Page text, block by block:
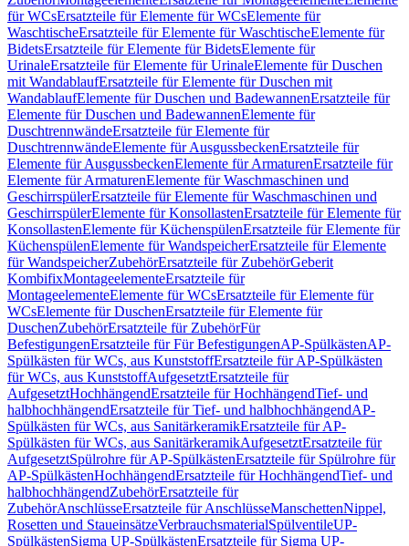
für WCsErsatzteile für Elemente für WCsElemente für
WaschtischeErsatzteile für Elemente für WaschtischeElemente für
BidetsErsatzteile für Elemente für BidetsElemente für
UrinaleErsatzteile für Elemente für UrinaleElemente für Duschen
mit WandablaufErsatzteile für Elemente für Duschen mit
WandablaufElemente für Duschen und BadewannenErsatzteile für
Elemente für Duschen und BadewannenElemente für
DuschtrennwändeErsatzteile für Elemente für
DuschtrennwändeElemente für AusgussbeckenErsatzteile für
Elemente für AusgussbeckenElemente für ArmaturenErsatzteile für
Elemente für ArmaturenElemente für Waschmaschinen und
GeschirrspülerErsatzteile für Elemente für Waschmaschinen und
GeschirrspülerElemente für KonsollastenErsatzteile für Elemente für
KonsollastenElemente für KüchenspülenErsatzteile für Elemente für
KüchenspülenElemente für WandspeicherErsatzteile für Elemente
für WandspeicherZubehörErsatzteile für ZubehörGeberit
KombifixMontageelementeErsatzteile für
MontageelementeElemente für WCsErsatzteile für Elemente für
WCsElemente für DuschenErsatzteile für Elemente für
DuschenZubehörErsatzteile für ZubehörFür
BefestigungenErsatzteile für Für BefestigungenAP-SpülkästenAP-
Spülkästen für WCs, aus KunststoffErsatzteile für AP-Spülkästen
für WCs, aus KunststoffAufgesetztErsatzteile für
AufgesetztHochhängendErsatzteile für HochhängendTief- und
halbhochhängendErsatzteile für Tief- und halbhochhängendAP-
Spülkästen für WCs, aus SanitärkeramikErsatzteile für AP-
Spülkästen für WCs, aus SanitärkeramikAufgesetztErsatzteile für
AufgesetztSpülrohre für AP-SpülkästenErsatzteile für Spülrohre für
AP-SpülkästenHochhängendErsatzteile für HochhängendTief- und
halbhochhängendZubehörErsatzteile für
ZubehörAnschlüsseErsatzteile für AnschlüsseManschettenNippel,
Rosetten und StaueinsätzeVerbrauchsmaterialSpülventileUP-
SpülkästenSigma UP-SpülkästenErsatzteile für Sigma UP-